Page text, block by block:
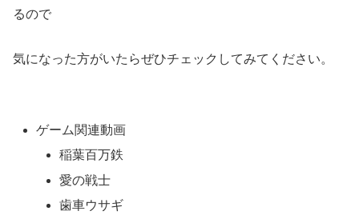
るので
気になった方がいたらぜひチェックしてみてください。
ゲーム関連動画
稲葉百万鉄
愛の戦士
歯車ウサギ